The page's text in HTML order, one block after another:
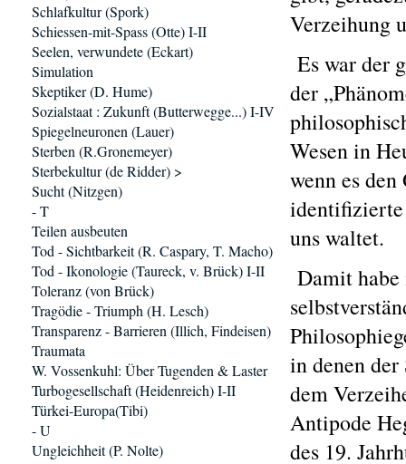
Verzeihung
Es war der
der
Wesen in
wenn es
identifizierte
uns waltet.
Damit
in denen
dem
Antipode
des 19.
Schlafkultur (Spork)
Schiessen-mit-Spass (Otte) I-II
Seelen, verwundete (Eckart)
Simulation
Skeptiker (D. Hume)
Sozialstaat : Zukunft (Butterwegge...) I-IV
Spiegelneuronen (Lauer)
Sterben (R.Gronemeyer)
Sterbekultur (de Ridder) >
Sucht (Nitzgen)
- T
Teilen ausbeuten
Tod - Sichtbarkeit (R. Caspary, T. Macho)
Tod - Ikonologie (Taureck, v. Brück) I-II
Toleranz (von Brück)
Tragödie - Triumph (H. Lesch)
Transparenz - Barrieren (Illich, Findeisen)
Traumata
W. Vossenkuhl: Über Tugenden & Laster
Turbogesellschaft (Heidenreich) I-II
Türkei-Europa(Tibi)
- U
Ungleichheit (P. Nolte)